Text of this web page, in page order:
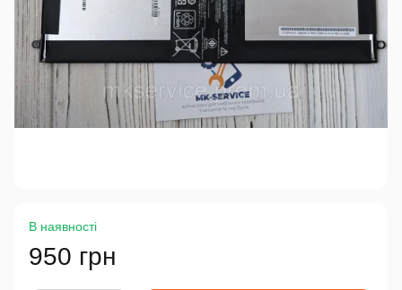
В наявності
950 грн